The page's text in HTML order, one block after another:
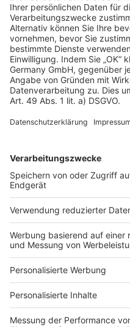
Rechtliches
AGB-Übersicht
Datenschutz
Impressum
Services
Bauprojekt-Quiz
Häuser-Suche
Hausanbieter-Suche
Bauprojekt-Profil
Für Unternehmen
Ihre Baufirma auf
Kostenloses